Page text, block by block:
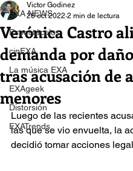
EXA NEWS
Espectáculos
cinEXA
La música EXA
EXAgeek
Distorsión
EXATrends
Verónica Castro
demanda por
tras acusación de
menores
Victor Godinez
26 oct 2022 2 min de lectura
Luego de las recientes
las que se vio envuelta, la
decidió tomar acciones